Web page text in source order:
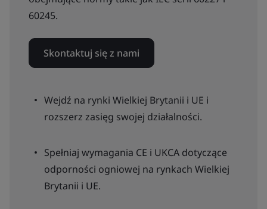
60245.
Skontaktuj się z nami
Wejdź na rynki Wielkiej Brytanii i UE i
rozszerz zasięg swojej działalności.
Spełniaj wymagania CE i UKCA dotyczące
odporności ogniowej na rynkach Wielkiej
Brytanii i UE.